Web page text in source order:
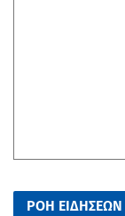
ΡΟΗ ΕΙΔΗΣΕΩΝ